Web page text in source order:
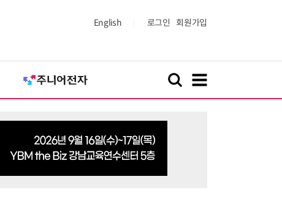
English 로그인 회원가입